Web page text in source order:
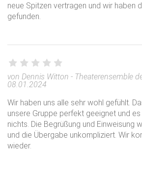
neue Spitzen vertragen und wir haben
gefunden.
von Dennis Witton - Theaterensemble
08.01.2024
Wir haben uns alle sehr wohl gefühlt.
unsere Gruppe perfekt geeignet und
nichts. Die Begrüßung und Einweisung
und die Übergabe unkompliziert. Wir
wieder.